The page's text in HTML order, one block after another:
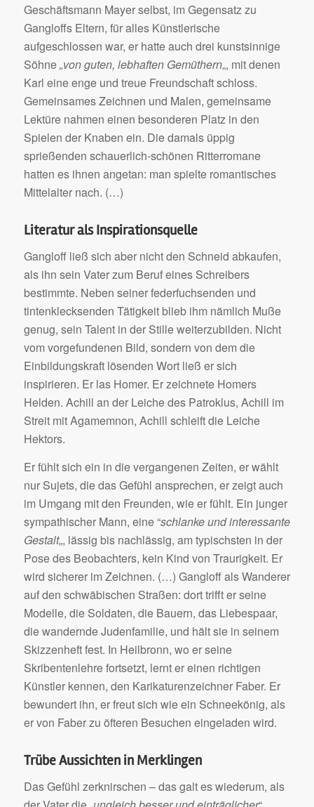
Geschäftsmann Mayer selbst, im Gegensatz zu
Gangloffs Eltern, für alles Künstlerische
aufgeschlossen war, er hatte auch drei kunstsinnige
Söhne„von guten, lebhaften Gemüthern„, mit denen
Karl eine enge und treue Freundschaft schloss.
Gemeinsames Zeichnen und Malen, gemeinsame
Lektüre nahmen einen besonderen Platz in den
Spielen der Knaben ein. Die damals üppig
sprießenden schauerlich-schönen Ritterromane
hatten es ihnen angetan: man spielte romantisches
Mittelalter nach. (…)
Literatur als Inspirationsquelle
Gangloff ließ sich aber nicht den Schneid abkaufen,
als ihn sein Vater zum Beruf eines Schreibers
bestimmte. Neben seiner federfuchsenden und
tintenklecksenden Tätigkeit blieb ihm nämlich Muße
genug, sein Talent in der Stille weiterzubilden. Nicht
vom vorgefundenen Bild, sondern von dem die
Einbildungskraft lösenden Wort ließ er sich
inspirieren. Er las Homer. Er zeichnete Homers
Helden. Achill an der Leiche des Patroklus, Achill im
Streit mit Agamemnon, Achill schleift die Leiche
Hektors.
Er fühlt sich ein in die vergangenen Zeiten, er wählt
nur Sujets, die das Gefühl ansprechen, er zeigt auch
im Umgang mit den Freunden, wie er fühlt. Ein junger
sympathischer Mann, eine “schlanke und interessante
Gestalt„, lässig bis nachlässig, am typischsten in der
Pose des Beobachters, kein Kind von Traurigkeit. Er
wird sicherer im Zeichnen. (…) Gangloff als Wanderer
auf den schwäbischen Straßen: dort trifft er seine
Modelle, die Soldaten, die Bauern, das Liebespaar,
die wandernde Judenfamilie, und hält sie in seinem
Skizzenheft fest. In Heilbronn, wo er seine
Skribentenlehre fortsetzt, lernt er einen richtigen
Künstler kennen, den Karikaturenzeichner Faber. Er
bewundert ihn, er freut sich wie ein Schneekönig, als
er von Faber zu öfteren Besuchen eingeladen wird.
Trübe Aussichten in Merklingen
Das Gefühl zerknirschen – das galt es wiederum, als